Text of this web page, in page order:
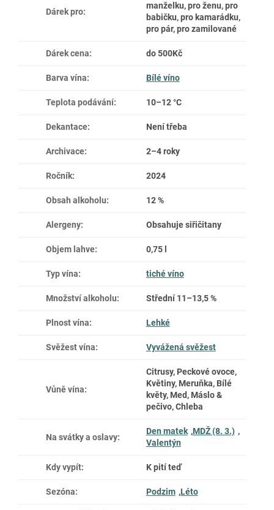
Dárek pro:
manželku, pro ženu, pro
babičku, pro kamarádku,
pro pár, pro zamilované
Dárek cena: do 500Kč
Barva vína: Bílé víno
Teplota podávání: 10–12 °C
Dekantace: Není třeba
Archivace: 2–4 roky
Ročník: 2024
Obsah alkoholu: 12 %
Alergeny: Obsahuje siřičitany
Objem lahve: 0,75 l
Typ vína: tiché víno
Množství alkoholu: Střední 11–13,5 %
Plnost vína: Lehké
Svěžest vína: Vyvážená svěžest
Vůně vína:
Citrusy, Peckové ovoce,
Květiny, Meruňka, Bílé
květy, Med, Máslo &
pečivo, Chleba
Na svátky a oslavy:
Den matek ,MDŽ (8. 3.) ,
Valentýn
Kdy vypít: K pití teď
Sezóna: Podzim ,Léto